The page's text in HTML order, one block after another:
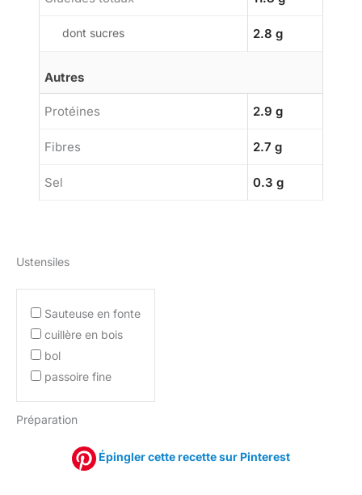
dont sucres 2.8 g
Autres
Protéines 2.9 g
Fibres 2.7 g
Sel 0.3 g
Ustensiles
Sauteuse en fonte
cuillère en bois
bol
passoire fine
Préparation
Épingler cette recette sur Pinterest